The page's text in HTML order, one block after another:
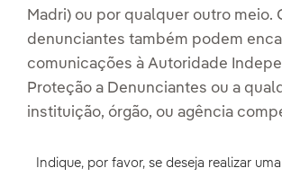
Madri) ou por qualquer outro meio.
denunciantes também podem
comunicações à Autoridade
Proteção a Denunciantes ou a
instituição, órgão, ou agência
Indique, por favor, se deseja realizar